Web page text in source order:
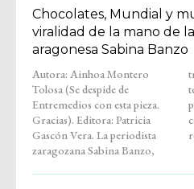
Chocolates, Mundial y
viralidad de la mano de
aragonesa Sabina Banzo
Autora: Ainhoa Montero
Tolosa (Se despide de
Entremedios con esta pieza.
Gracias). Editora: Patricia
Gascón Vera. La periodista
zaragozana Sabina Banzo,
tras años como reportera de
televisión y locutora de spots
para grandes marcas,
comenzó su andadura en